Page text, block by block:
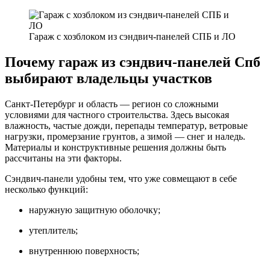
Гараж с хозблоком из сэндвич-панелей СПБ и ЛО
Почему гараж из сэндвич-панелей Спб
выбирают владельцы участков
Санкт-Петербург и область — регион со сложными
условиями для частного строительства. Здесь высокая
влажность, частые дожди, перепады температур, ветровые
нагрузки, промерзание грунтов, а зимой — снег и наледь.
Материалы и конструктивные решения должны быть
рассчитаны на эти факторы.
Сэндвич-панели удобны тем, что уже совмещают в себе
несколько функций:
наружную защитную оболочку;
утеплитель;
внутреннюю поверхность;